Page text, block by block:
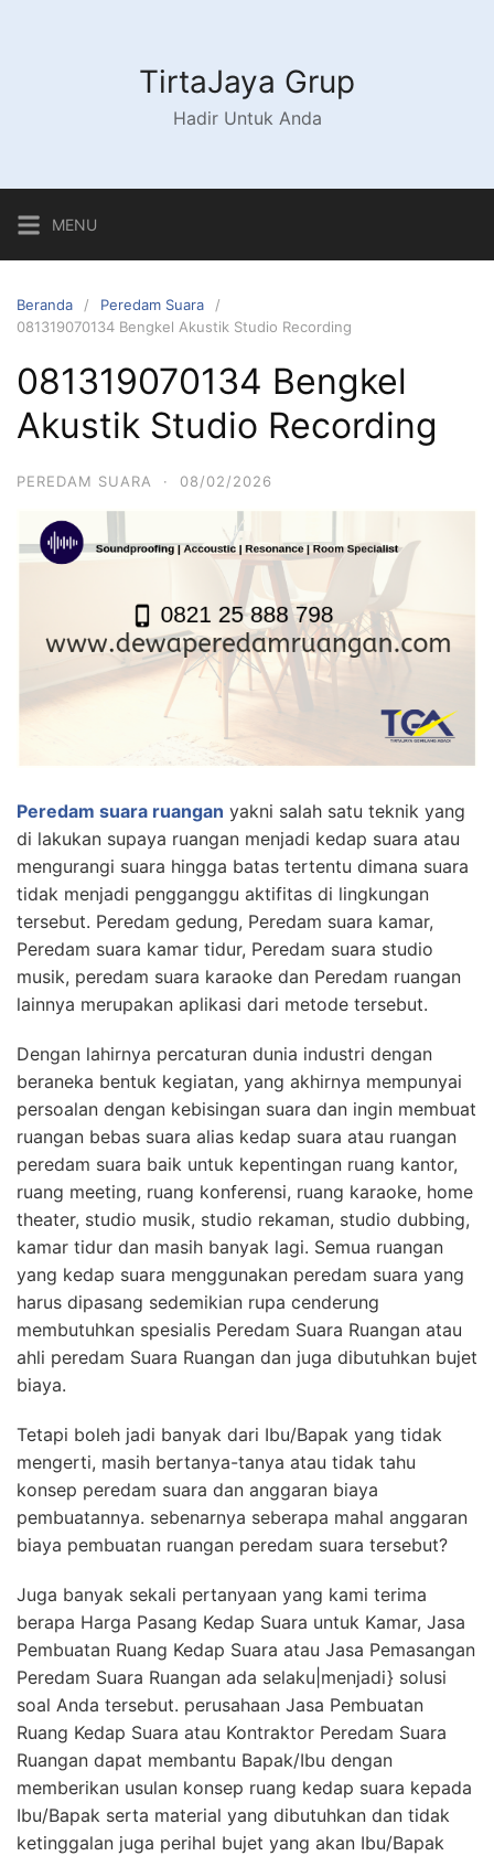
TirtaJaya Grup
Hadir Untuk Anda
MENU
Beranda
Peredam Suara
081319070134 Bengkel Akustik Studio Recording
081319070134 Bengkel
Akustik Studio Recording
PEREDAM SUARA · 08/02/2026
Peredam suara ruangan yakni salah satu teknik yang
di lakukan supaya ruangan menjadi kedap suara atau
mengurangi suara hingga batas tertentu dimana suara
tidak menjadi pengganggu aktifitas di lingkungan
tersebut. Peredam gedung, Peredam suara kamar,
Peredam suara kamar tidur, Peredam suara studio
musik, peredam suara karaoke dan Peredam ruangan
lainnya merupakan aplikasi dari metode tersebut.
Dengan lahirnya percaturan dunia industri dengan
beraneka bentuk kegiatan, yang akhirnya mempunyai
persoalan dengan kebisingan suara dan ingin membuat
ruangan bebas suara alias kedap suara atau ruangan
peredam suara baik untuk kepentingan ruang kantor,
ruang meeting, ruang konferensi, ruang karaoke, home
theater, studio musik, studio rekaman, studio dubbing,
kamar tidur dan masih banyak lagi. Semua ruangan
yang kedap suara menggunakan peredam suara yang
harus dipasang sedemikian rupa cenderung
membutuhkan spesialis Peredam Suara Ruangan atau
ahli peredam Suara Ruangan dan juga dibutuhkan bujet
biaya.
Tetapi boleh jadi banyak dari Ibu/Bapak yang tidak
mengerti, masih bertanya-tanya atau tidak tahu
konsep peredam suara dan anggaran biaya
pembuatannya. sebenarnya seberapa mahal anggaran
biaya pembuatan ruangan peredam suara tersebut?
Juga banyak sekali pertanyaan yang kami terima
berapa Harga Pasang Kedap Suara untuk Kamar, Jasa
Pembuatan Ruang Kedap Suara atau Jasa Pemasangan
Peredam Suara Ruangan ada selaku|menjadi} solusi
soal Anda tersebut. perusahaan Jasa Pembuatan
Ruang Kedap Suara atau Kontraktor Peredam Suara
Ruangan dapat membantu Bapak/Ibu dengan
memberikan usulan konsep ruang kedap suara kepada
Ibu/Bapak serta material yang dibutuhkan dan tidak
ketinggalan juga perihal bujet yang akan Ibu/Bapak